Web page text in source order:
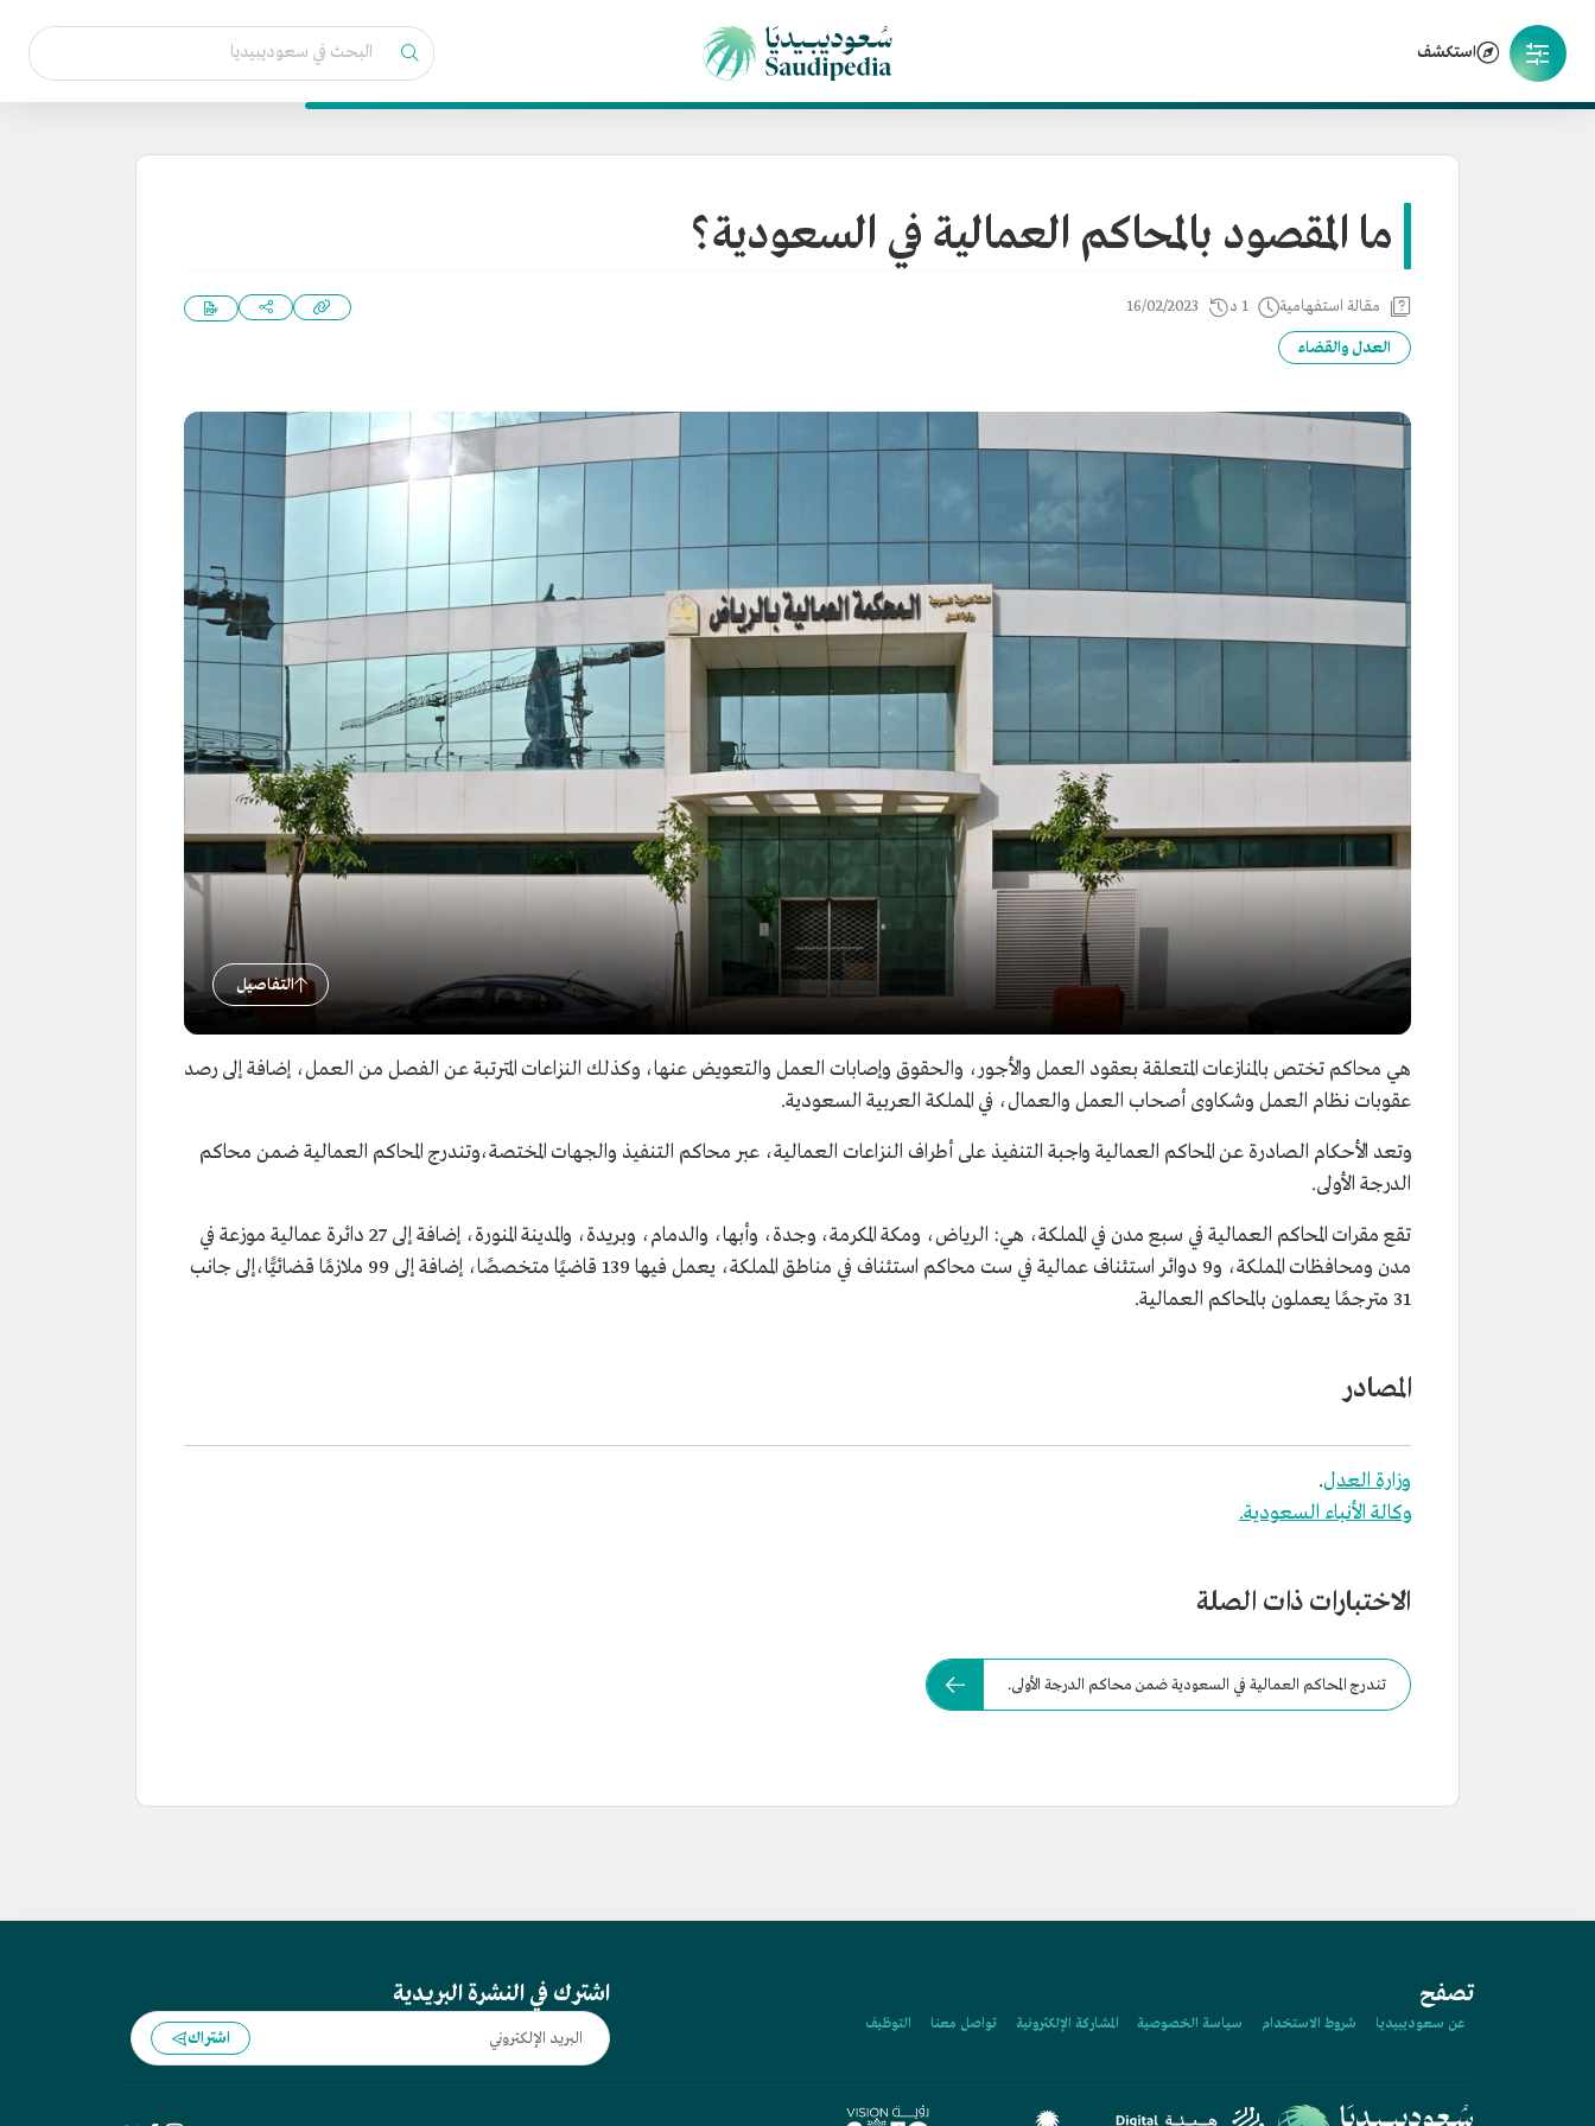
استكشف
ما المقصود بالمحاكم العمالية في السعودية؟
مقالة استفهامية 1 د 16/02/2023
العدل والقضاء
التفاصيل
هي محاكم تختص بالمنازعات المتعلقة بعقود العمل والأجور، والحقوق وإصابات العمل والتعويض عنها، وكذلك النزاعات المترتبة عن الفصل من العمل، إضافة إلى رصد
عقوبات نظام العمل وشكاوى أصحاب العمل والعمال، في المملكة العربية السعودية.
وتعد الأحكام الصادرة عن المحاكم العمالية واجبة التنفيذ على أطراف النزاعات العمالية، عبر محاكم التنفيذ والجهات المختصة،وتندرج المحاكم العمالية ضمن محاكم
الدرجة الأولى.
تقع مقرات المحاكم العمالية في سبع مدن في المملكة، هي: الرياض، ومكة المكرمة، وجدة، وأبها، والدمام، وبريدة، والمدينة المنورة، إضافة إلى 27 دائرة عمالية موزعة في
مدن ومحافظات المملكة، و9 دوائر استئناف عمالية في ست محاكم استئناف في مناطق المملكة، يعمل فيها 139 قاضيًا متخصصًا، إضافة إلى 99 ملازمًا قضائيًّا،إلى جانب
31 مترجمًا يعملون بالمحاكم العمالية.
المصادر
وزارة العدل.
وكالة الأنباء السعودية.
الاختبارات ذات الصلة
تندرج المحاكم العمالية في السعودية ضمن محاكم الدرجة الأولى.
تصفح
عن سعوديبيديا شروط الاستخدام سياسة الخصوصية المشاركة الإلكترونية تواصل معنا التوظيف
اشترك في النشرة البريدية
اشتراك